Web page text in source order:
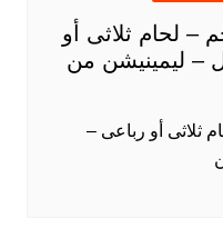
– لحام ثلاثى أو
– اوتوماتيك80 ملل – ليمينيشن من
ثلاثى أو رباعى –